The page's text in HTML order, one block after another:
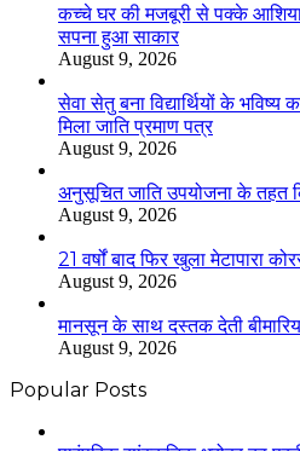
कच्चे घर की मजबूरी से पक्के
सपना हुआ साकार
August 9, 2026
सेवा सेतु बना विद्यार्थियों के
मिला जाति प्रमाण पत्र
August 9, 2026
अनुसूचित जाति उपयोजना के तहत
August 9, 2026
21 वर्षों बाद फिर खुला मेटापारा
August 9, 2026
मानसून के साथ दस्तक देती
August 9, 2026
Popular Posts